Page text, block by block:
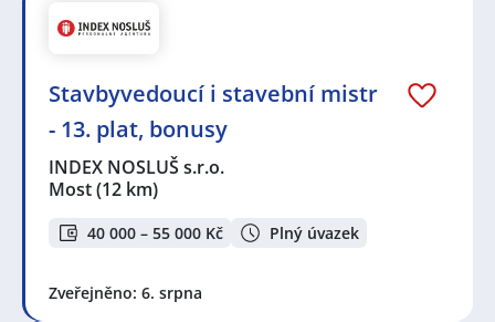
Stavbyvedoucí i stavební mistr
- 13. plat, bonusy
INDEX NOSLUŠ s.r.o.
Most(12 km)
40 000 – 55 000 Kč Plný úvazek
Zveřejněno: 6. srpna